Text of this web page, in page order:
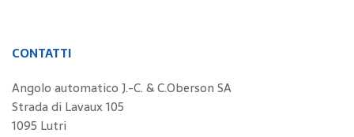
CONTATTI
Angolo automatico J.-C. & C.Oberson SA
Strada di Lavaux 105
1095 Lutri